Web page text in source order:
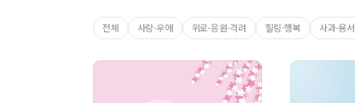
전체 사랑·우애​ 위로·​응원·격려​ 힐링·​행복​ 사과·​용서​